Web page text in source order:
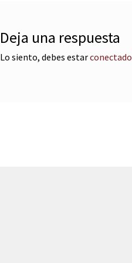
Deja una respuesta
Lo siento, debes estarconectado